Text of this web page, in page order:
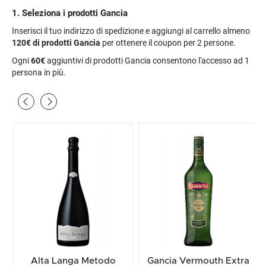
1. Seleziona i prodotti Gancia
Inserisci il tuo indirizzo di spedizione e aggiungi al carrello almeno
120€di prodotti Gancia per ottenere il coupon per 2 persone.
Ogni60€aggiuntivi di prodotti Gancia consentono l'accesso ad 1
persona in più.
Alta Langa Metodo Gancia Vermouth Extra